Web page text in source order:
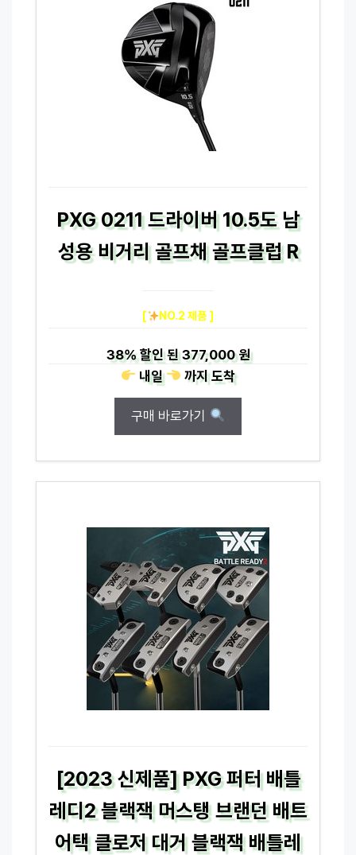
PXG 0211 드라이버 10.5도 남
성용 비거리 골프채 골프클럽 R
[ NO.2 제품 ]
38%할인 된377,000 원
내일
까지도착
구매 바로가기
[2023 신제품] PXG 퍼터 배틀
레디2 블랙잭 머스탱 브랜던 배트
어택 클로저 대거 블랙잭 배틀레